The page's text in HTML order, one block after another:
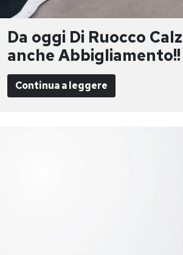
Da oggi Di Ruocco
anche Abbigliamento!!
Continua a leggere